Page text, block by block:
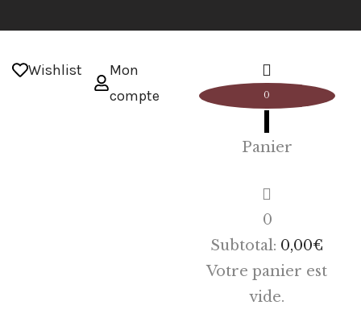
Wishlist
Mon
compte
0
Panier
0
Subtotal: 0,00€
Votre panier est
vide.